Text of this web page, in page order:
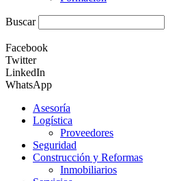
Buscar
Facebook
Twitter
LinkedIn
WhatsApp
Asesoría
Logística
Proveedores
Seguridad
Construcción y Reformas
Inmobiliarios